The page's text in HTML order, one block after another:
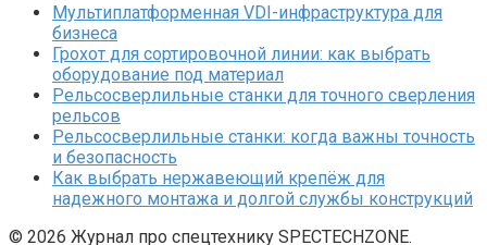
Мультиплатформенная VDI-инфраструктура для
бизнеса
Грохот для сортировочной линии: как выбрать
оборудование под материал
Рельсосверлильные станки для точного сверления
рельсов
Рельсосверлильные станки: когда важны точность
и безопасность
Как выбрать нержавеющий крепёж для
надежного монтажа и долгой службы конструкций
© 2026 Журнал про спецтехнику SPECTECHZONE.